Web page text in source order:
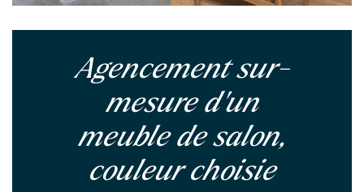
Agencement sur-
mesure d'un
meuble de salon,
couleur choisie